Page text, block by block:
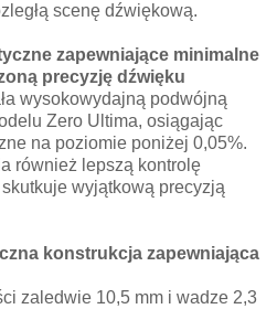
scenę dźwiękową.
zapewniające minimalne
precyzję dźwięku
wysokowydajną podwójną
Zero Ultima, osiągając
na poziomie poniżej 0,05%.
również lepszą kontrolę
wyjątkową precyzją
konstrukcja zapewniająca
zaledwie 10,5 mm i wadze 2,3